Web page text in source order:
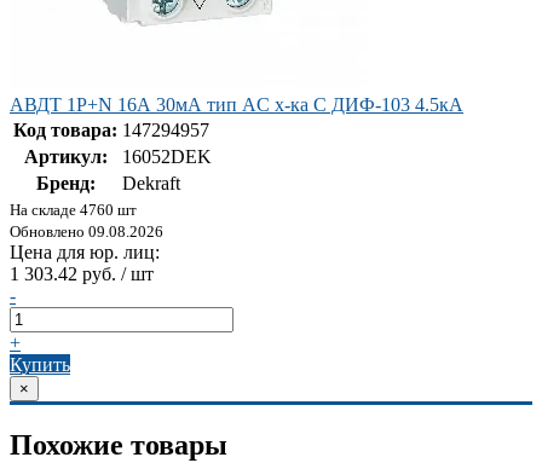
АВДТ 1Р+N 16А 30мА тип AC х-ка C ДИФ-103 4.5кА
Код товара: 147294957
Артикул:
16052DEK
Бренд:
Dekraft
На складе 4760 шт
Обновлено 09.08.2026
Цена для юр. лиц:
1 303.42 руб. / шт
-
+
Купить
×
Похожие товары